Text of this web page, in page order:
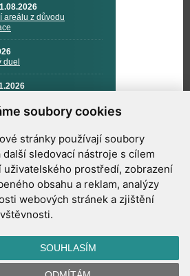
soubory cookies
stránky používají soubory
další sledovací nástroje s cílem
uživatelského prostředí, zobrazení
obsahu a reklam, analýzy
webových stránek a zjištění
SOUHLASÍM
areálu z důvodu
duel
A KOSMICKÉ
příspěvková organizace, Vsetínská 78, 757
01 Valašské Meziříčí
kraje. Telefon:571 611 928, Mobil:777